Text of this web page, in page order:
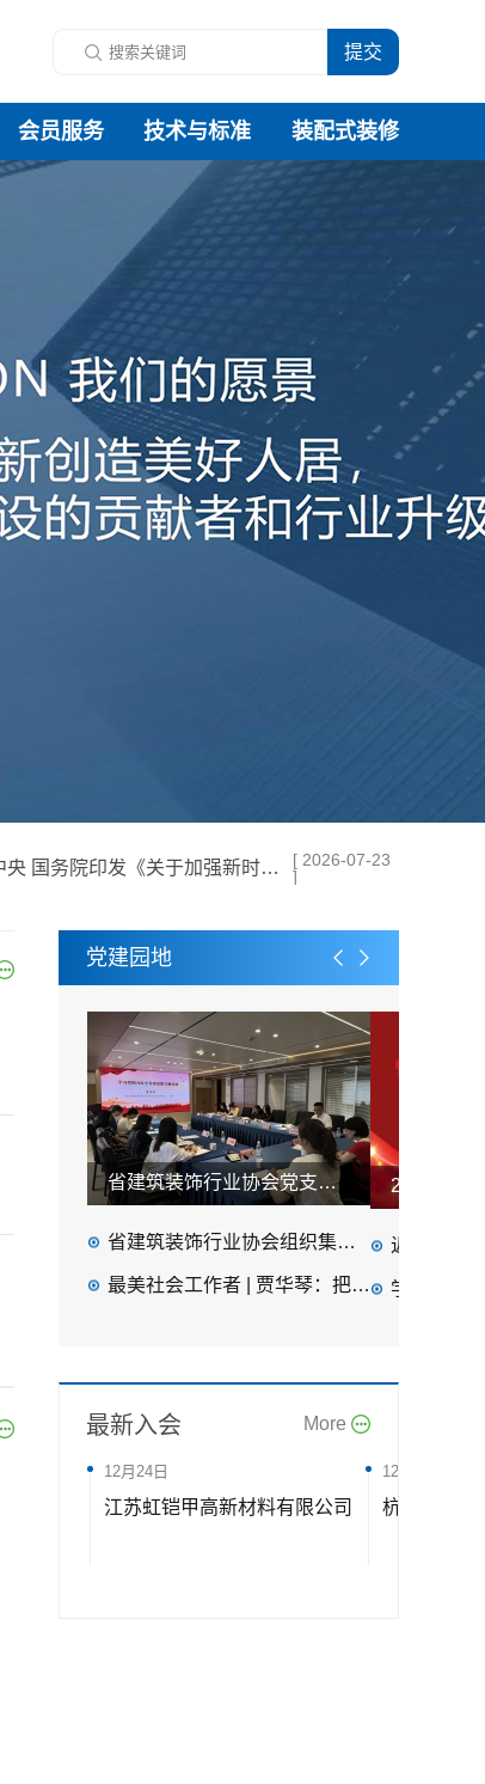
会员服务 技术与标准 装配式装修
中共中央 国务院印发《关于加强新时代社会工作的意见》
[ 2026-07-23
]
党建园地
省建筑装饰行业协会党支部组织学习习近平党建思想暨学习教育专题党课
省建筑装饰行业协会组织集中收看庆祝中国共产党成立105周年大会实况直播
最美社会工作者 | 贾华琴：把“和美”装进千万家
近年来浙江省建筑
学习时报：
最新入会 More
12月24日
江苏虹铠甲高新材料有限公司
12月24日
杭州图政科